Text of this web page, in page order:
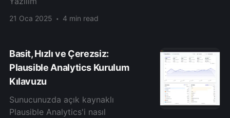
21 Oca 2025 4 min read
Basit, Hızlı ve Çerezsiz:
Plausible Analytics Kurulum
Kılavuzu
Sunucunuzda açık kaynaklı
Plausible Analytics'i nasıl